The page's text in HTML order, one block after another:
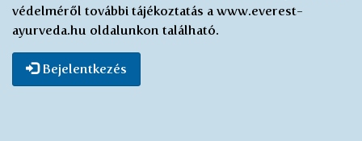
védelméről további tájékoztatás a www.everest-
ayurveda.hu oldalunkon található.
Bejelentkezés